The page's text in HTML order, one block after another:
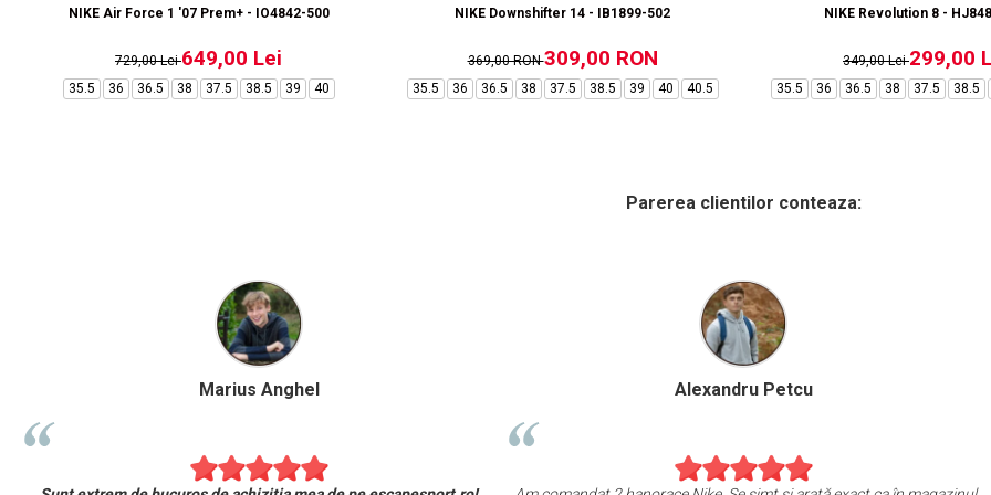
NIKE Air Force 1 '07 Prem+ - IO4842-500
729,00 Lei649,00 Lei
35.5 36 36.5 38 37.5 38.5 39 40
NIKE Downshifter 14 - IB1899-502
369,00 RON309,00 RON
35.5 36 36.5 38 37.5 38.5 39 40 40.5
NIKE Revolution 8 -
349,00 Lei299,00
35.5 36 36.5 38 37.5 38.5
Parerea clientilor conteaza:
Marius Anghel Alexandru Petcu